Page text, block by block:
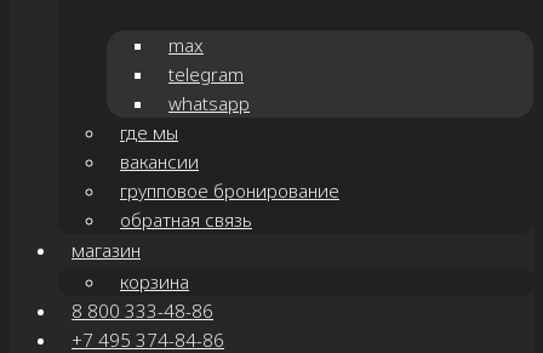
max
telegram
whatsapp
где мы
вакансии
групповое бронирование
обратная связь
магазин
корзина
8 800 333-48-86
+7 495 374-84-86